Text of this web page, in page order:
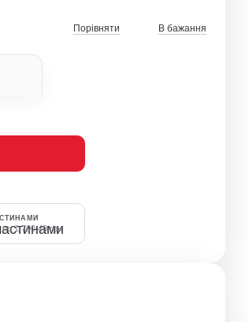
Порівняти В бажання
по 1 700.40 грн